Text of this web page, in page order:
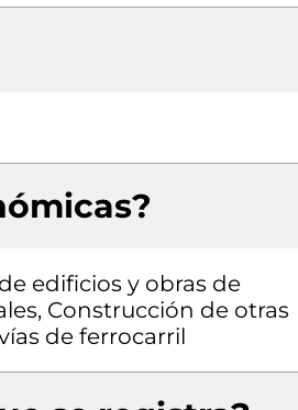
edificios y obras de
Construcción de otras
de ferrocarril